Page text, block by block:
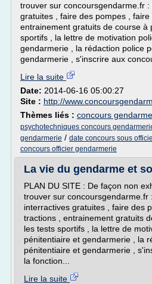
trouver sur concoursgendarme.fr
gratuites , faire des pompes , faire
entrainement gratuits de course à
sportifs , la lettre de motivation
gendarmerie , la rédaction police
gendarmerie , s'inscrire aux
Lire la suite
Date: 2014-06-16 05:00:27
Site : http://
Thèmes liés : concours
psychotechniques concours
gendarmerie / date concours sous
concours officier gendarmerie
La vie du gendarme et
PLAN DU SITE : De façon non
trouver sur concoursgendarme.fr
interractives gratuites , faire des
tractions , entrainement gratuits
les tests sportifs , la lettre de
pénitentiaire et gendarmerie , la
pénitentiaire et gendarmerie ,
la fonction...
Lire la suite